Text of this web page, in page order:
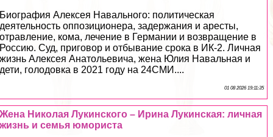
Биография Алексея Навального: политическая
деятельность оппозиционера, задержания и аресты,
отравление, кома, лечение в Германии и возвращение в
Россию. Суд, приговор и отбывание срока в ИК-2. Личная
жизнь Алексея Анатольевича, жена Юлия Навальная и
дети, голодовка в 2021 году на 24СМИ....
01 08 2026 19:11:35
Жена Николая Лукинского – Ирина Лукинская: личная
жизнь и семья юмориста